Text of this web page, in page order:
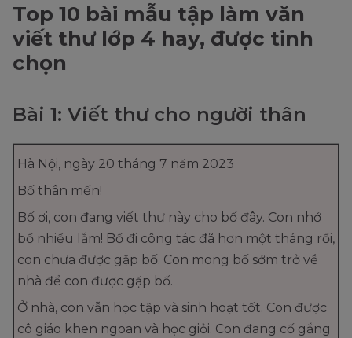
Top 10 bài mẫu tập làm văn
viết thư lớp 4 hay, được tinh
chọn
Bài 1: Viết thư cho người thân
Hà Nội, ngày 20 tháng 7 năm 2023
Bố thân mến!
Bố ơi, con đang viết thư này cho bố đây. Con nhớ
bố nhiều lắm! Bố đi công tác đã hơn một tháng rồi,
con chưa được gặp bố. Con mong bố sớm trở về
nhà để con được gặp bố.
Ở nhà, con vẫn học tập và sinh hoạt tốt. Con được
cô giáo khen ngoan và học giỏi. Con đang cố gắng